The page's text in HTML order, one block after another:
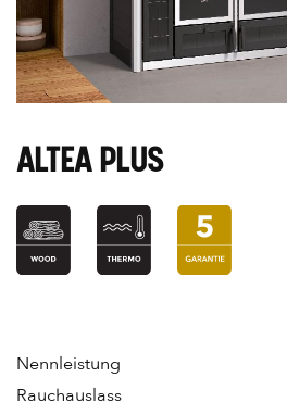
ALTEA PLUS
Nennleistung
Rauchauslass